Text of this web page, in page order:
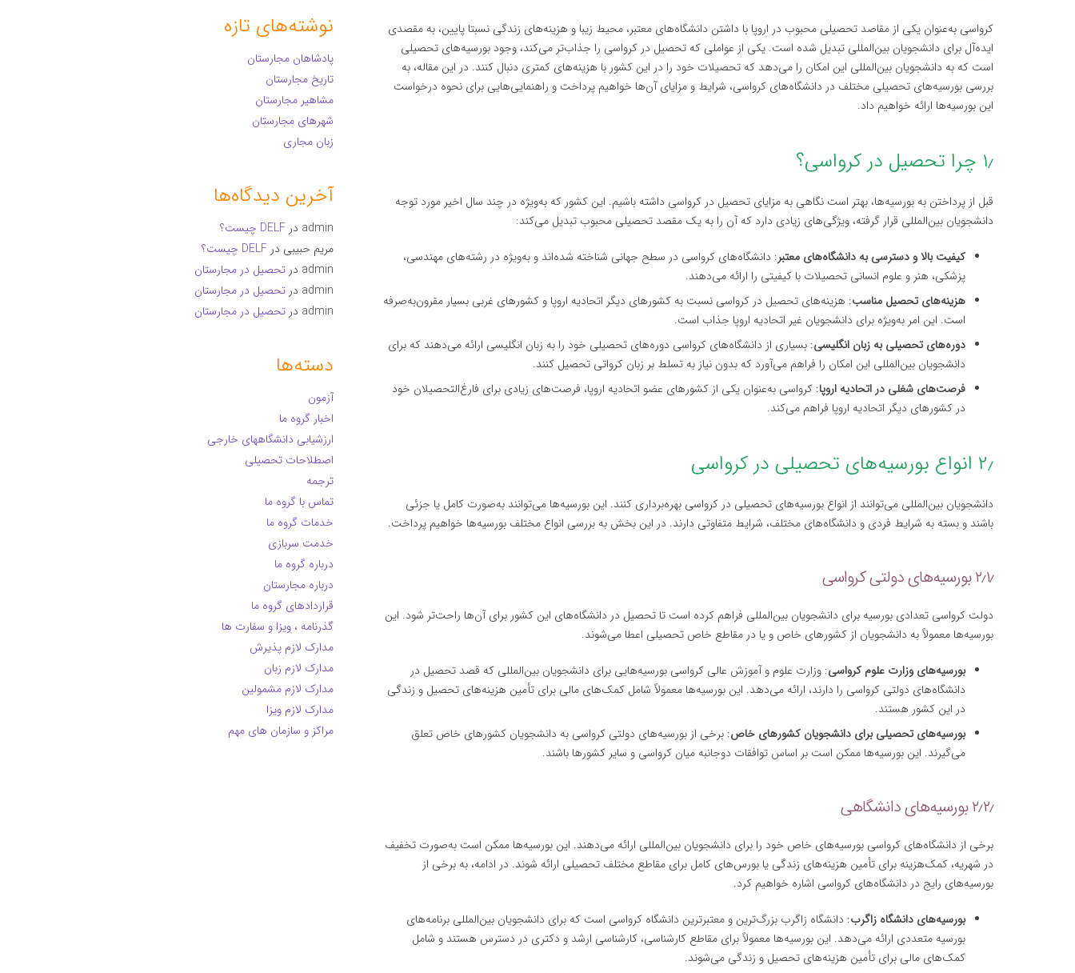
کرواسی به‌عنوان یکی از مقاصد تحصیلی محبوب در اروپا با داشتن دانشگاه‌های معتبر، محیط زیبا و هزینه‌های زندگی نسبتا پایین، به مقصدی
ایده‌آل برای دانشجویان بین‌المللی تبدیل شده است. یکی از عواملی که تحصیل در کرواسی را جذاب‌تر می‌کند، وجود بورسیه‌های تحصیلی
است که به دانشجویان بین‌المللی این امکان را می‌دهد که تحصیلات خود را در این کشور با هزینه‌های کمتری دنبال کنند. در این مقاله، به
بررسی بورسیه‌های تحصیلی مختلف در دانشگاه‌های کرواسی، شرایط و مزایای آن‌ها خواهیم پرداخت و راهنمایی‌هایی برای نحوه درخواست
این بورسیه‌ها ارائه خواهیم داد.
۱٫ چرا تحصیل در کرواسی؟
قبل از پرداختن به بورسیه‌ها، بهتر است نگاهی به مزایای تحصیل در کرواسی داشته باشیم. این کشور که به‌ویژه در چند سال اخیر مورد توجه
دانشجویان بین‌المللی قرار گرفته، ویژگی‌های زیادی دارد که آن را به یک مقصد تحصیلی محبوب تبدیل می‌کند:
کیفیت بالا و دسترسی به دانشگاه‌های معتبر: دانشگاه‌های کرواسی در سطح جهانی شناخته شده‌اند و به‌ویژه در رشته‌های مهندسی،
پزشکی، هنر و علوم انسانی تحصیلات با کیفیتی را ارائه می‌دهند.
هزینه‌های تحصیل مناسب: هزینه‌های تحصیل در کرواسی نسبت به کشورهای دیگر اتحادیه اروپا و کشورهای غربی بسیار مقرون‌به‌صرفه
است. این امر به‌ویژه برای دانشجویان غیر اتحادیه اروپا جذاب است.
دوره‌های تحصیلی به زبان انگلیسی: بسیاری از دانشگاه‌های کرواسی دوره‌های تحصیلی خود را به زبان انگلیسی ارائه می‌دهند که برای
دانشجویان بین‌المللی این امکان را فراهم می‌آورد که بدون نیاز به تسلط بر زبان کرواتی تحصیل کنند.
فرصت‌های شغلی در اتحادیه اروپا: کرواسی به‌عنوان یکی از کشورهای عضو اتحادیه اروپا، فرصت‌های زیادی برای فارغ‌التحصیلان خود
در کشورهای دیگر اتحادیه اروپا فراهم می‌کند.
۲٫ انواع بورسیه‌های تحصیلی در کرواسی
دانشجویان بین‌المللی می‌توانند از انواع بورسیه‌های تحصیلی در کرواسی بهره‌برداری کنند. این بورسیه‌ها می‌توانند به‌صورت کامل یا جزئی
باشند و بسته به شرایط فردی و دانشگاه‌های مختلف، شرایط متفاوتی دارند. در این بخش به بررسی انواع مختلف بورسیه‌ها خواهیم پرداخت.
۲٫۱٫ بورسیه‌های دولتی کرواسی
دولت کرواسی تعدادی بورسیه برای دانشجویان بین‌المللی فراهم کرده است تا تحصیل در دانشگاه‌های این کشور برای آن‌ها راحت‌تر شود. این
بورسیه‌ها معمولاً به دانشجویان از کشورهای خاص و یا در مقاطع خاص تحصیلی اعطا می‌شوند.
بورسیه‌های وزارت علوم کرواسی: وزارت علوم و آموزش عالی کرواسی بورسیه‌هایی برای دانشجویان بین‌المللی که قصد تحصیل در
دانشگاه‌های دولتی کرواسی را دارند، ارائه می‌دهد. این بورسیه‌ها معمولاً شامل کمک‌های مالی برای تأمین هزینه‌های تحصیل و زندگی
در این کشور هستند.
بورسیه‌های تحصیلی برای دانشجویان کشورهای خاص: برخی از بورسیه‌های دولتی کرواسی به دانشجویان کشورهای خاص تعلق
می‌گیرند. این بورسیه‌ها ممکن است بر اساس توافقات دوجانبه میان کرواسی و سایر کشورها باشند.
۲٫۲٫ بورسیه‌های دانشگاهی
برخی از دانشگاه‌های کرواسی بورسیه‌های خاص خود را برای دانشجویان بین‌المللی ارائه می‌دهند. این بورسیه‌ها ممکن است به‌صورت تخفیف
در شهریه، کمک‌هزینه برای تأمین هزینه‌های زندگی یا بورس‌های کامل برای مقاطع مختلف تحصیلی ارائه شوند. در ادامه، به برخی از
بورسیه‌های رایج در دانشگاه‌های کرواسی اشاره خواهیم کرد.
بورسیه‌های دانشگاه زاگرب: دانشگاه زاگرب بزرگ‌ترین و معتبرترین دانشگاه کرواسی است که برای دانشجویان بین‌المللی برنامه‌های
بورسیه متعددی ارائه می‌دهد. این بورسیه‌ها معمولاً برای مقاطع کارشناسی، کارشناسی ارشد و دکتری در دسترس هستند و شامل
کمک‌های مالی برای تأمین هزینه‌های تحصیل و زندگی می‌شوند.
نوشته‌های تازه
پادشاهان مجارستان
تاریخ مجارستان
مشاهیر مجارستان
شهرهای مجارستان
زبان مجاری
آخرین دیدگاه‌ها
admin در DELF چیست؟
مریم حبیبی در DELF چیست؟
admin در تحصیل در مجارستان
admin در تحصیل در مجارستان
admin در تحصیل در مجارستان
دسته‌ها
آزمون
اخبار گروه ما
ارزشیابی دانشگاههای خارجی
اصطلاحات تحصیلی
ترجمه
تماس با گروه ما
خدمات گروه ما
خدمت سربازی
درباره گروه ما
درباره مجارستان
قراردادهای گروه ما
گذرنامه ، ویزا و سفارت ها
مدارک لازم پذیرش
مدارک لازم زبان
مدارک لازم مشمولین
مدارک لازم ویزا
مراکز و سازمان های مهم